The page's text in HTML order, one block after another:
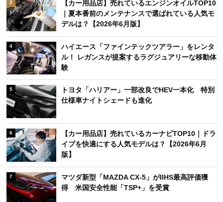
3
【カー用品店】売れているエンジンオイルTOP10
｜夏本番前のメンテナンスで選ばれている人気モ
デルは？【2026年6月版】
4
ハイエース「ファインテックツアラー」をレンタ
ル！ レガンスが提案するラグジュアリーな移動体
験
5
トヨタ「ハリアー」一部改良でHEV一本化 特別
仕様車ナイトシェードも進化
6
【カー用品店】売れているカーナビTOP10｜ドラ
イブを快適にする人気モデルは？【2026年6月
版】
7
マツダ新型「MAZDA CX-5」がIIHS最高評価獲
得 米国安全性能「TSP+」を受賞